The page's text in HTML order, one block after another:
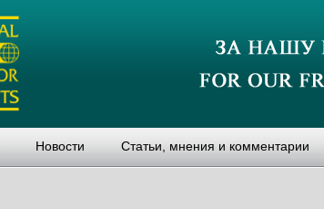
Новости Статьи, мнения и комментарии